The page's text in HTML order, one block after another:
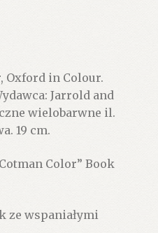
Oxford in Colour.
Jarrold and
wielobarwne il.
19 cm.
Color” Book
wspaniałymi